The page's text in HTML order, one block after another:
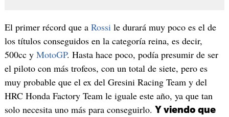
El primer récord que a Rossi le durará muy poco es el de
los títulos conseguidos en la categoría reina, es decir,
500cc y MotoGP. Hasta hace poco, podía presumir de ser
el piloto con más trofeos, con un total de siete, pero es
muy probable que el ex del Gresini Racing Team y del
HRC Honda Factory Team le iguale este año, ya que tan
solo necesita uno más para conseguirlo. Y viendo que